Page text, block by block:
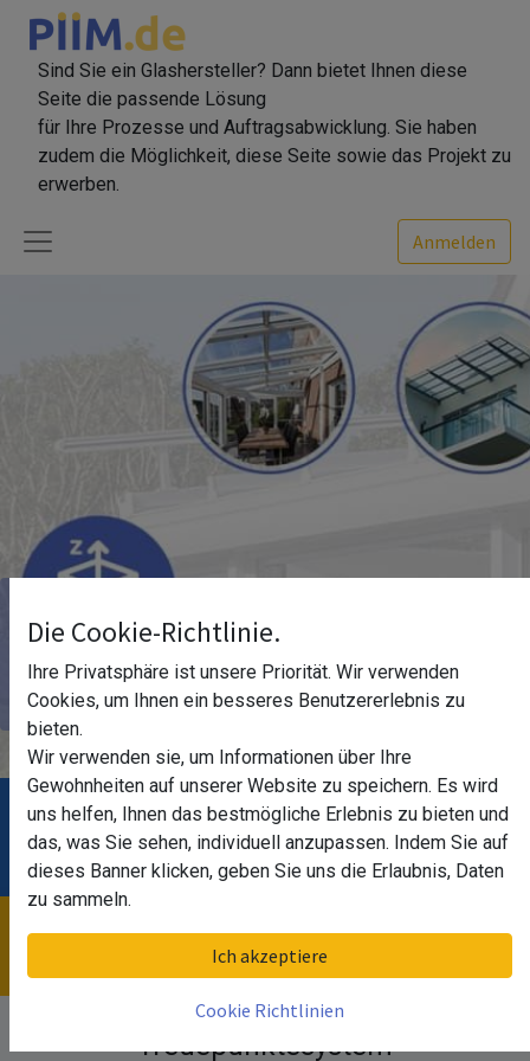
Sind Sie ein Glashersteller? Dann bietet Ihnen diese
Seite die passende Lösung
für Ihre Prozesse und Auftragsabwicklung. Sie haben
zudem die Möglichkeit, diese Seite sowie das Projekt zu
erwerben.
Anmelden
Überdachung aus Glas
Auf maß für Ihr Individuelles Vorhaben.
Ihre Vorteile!
Infoportal
Treuepunktesystem
Die Cookie-Richtlinie.
Ihre Privatsphäre ist unsere Priorität. Wir verwenden
Cookies, um Ihnen ein besseres Benutzererlebnis zu
bieten.
Wir verwenden sie, um Informationen über Ihre
Gewohnheiten auf unserer Website zu speichern. Es wird
uns helfen, Ihnen das bestmögliche Erlebnis zu bieten und
das, was Sie sehen, individuell anzupassen. Indem Sie auf
dieses Banner klicken, geben Sie uns die Erlaubnis, Daten
zu sammeln.
Ich akzeptiere
Cookie Richtlinien